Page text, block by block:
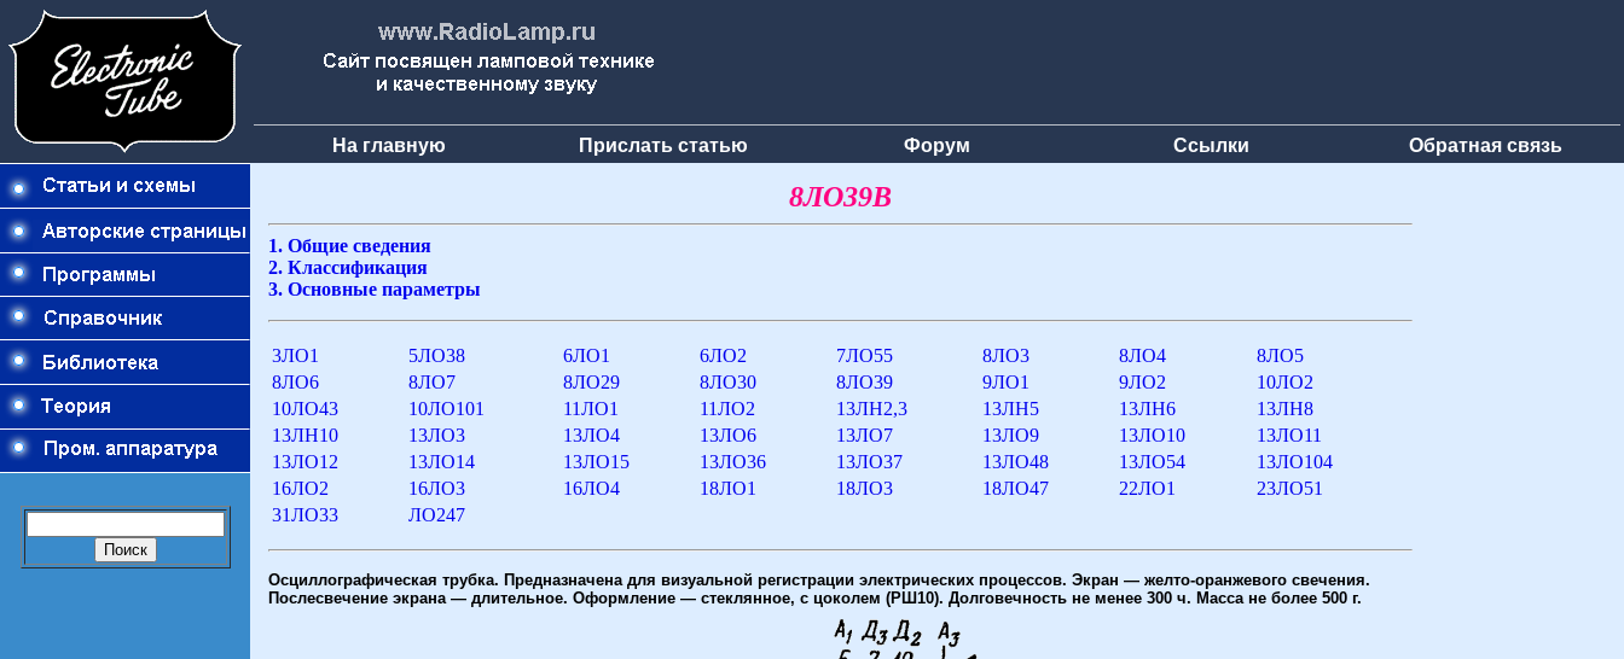
На главную Прислать статью Форум Ссылки Обратная связь
8ЛО39В
1. Общие сведения
2. Классификация
3. Основные параметры
3ЛО1 5ЛО38 6ЛО1 6ЛО2 7ЛО55 8ЛО3 8ЛО4
8ЛО5
8ЛО6
8ЛО7 8ЛО29 8ЛО30 8ЛО39 9ЛО1 9ЛО2
10ЛО2
10ЛО43
10ЛО101 11ЛО1 11ЛО2 13ЛН2,3 13ЛН5 13ЛН6
13ЛН8
13ЛН10
13ЛО3 13ЛО4 13ЛО6 13ЛО7 13ЛО9 13ЛО10
13ЛО11
13ЛО12
13ЛО14 13ЛО15 13ЛО36 13ЛО37 13ЛО48 13ЛО54
13ЛО104
16ЛО2
16ЛО3 16ЛО4 18ЛО1 18ЛО3 18ЛО47 22ЛО1
23ЛО51
31ЛО33
ЛО247
Осциллографическая трубка. Предназначена для визуальной регистрации электрических процессов. Экран — желто-оранжевого свечения.
Послесвечение экрана — длительное. Оформление — стеклянное, с цоколем (РШ10). Долговечность не менее 300 ч. Масса не более 500 г.